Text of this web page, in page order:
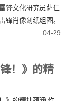
锋文化研究员萨仁
锋肖像刻纸组图。
04-29
！》的精